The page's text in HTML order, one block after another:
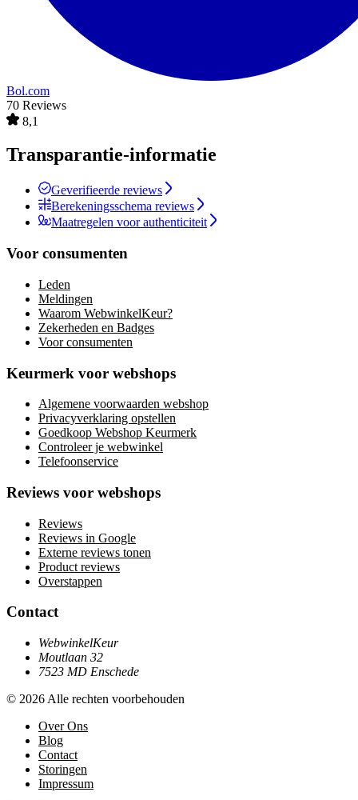
Bol.com
70 Reviews
8,1
Transparantie-informatie
Geverifieerde reviews
Berekeningsschema reviews
Maatregelen voor authenticiteit
Voor consumenten
Leden
Meldingen
Waarom WebwinkelKeur?
Zekerheden en Badges
Voor consumenten
Keurmerk voor webshops
Algemene voorwaarden webshop
Privacyverklaring opstellen
Goedkoop Webshop Keurmerk
Controleer je webwinkel
Telefoonservice
Reviews voor webshops
Reviews
Reviews in Google
Externe reviews tonen
Product reviews
Overstappen
Contact
WebwinkelKeur
Moutlaan 32
7523 MD Enschede
© 2026 Alle rechten voorbehouden
Over Ons
Blog
Contact
Storingen
Impressum